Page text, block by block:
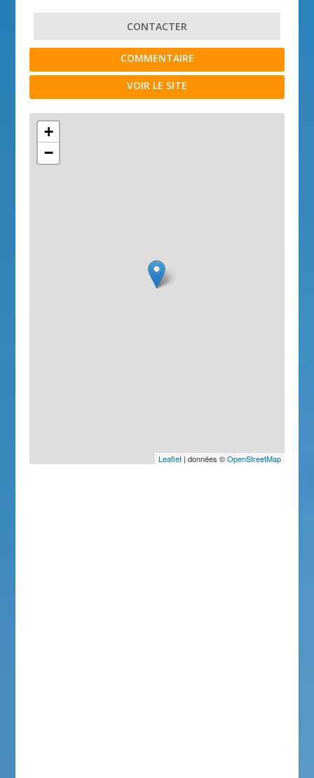
CONTACTER
COMMENTAIRE
VOIR LE SITE
+
−
Leaflet| données ©OpenStreetMap